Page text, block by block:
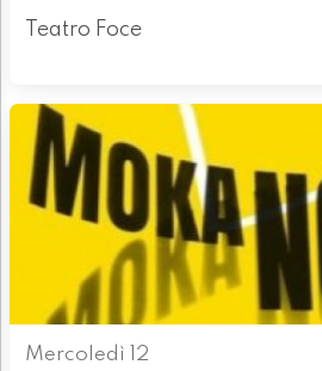
Teatro Foce
Mercoledì 12